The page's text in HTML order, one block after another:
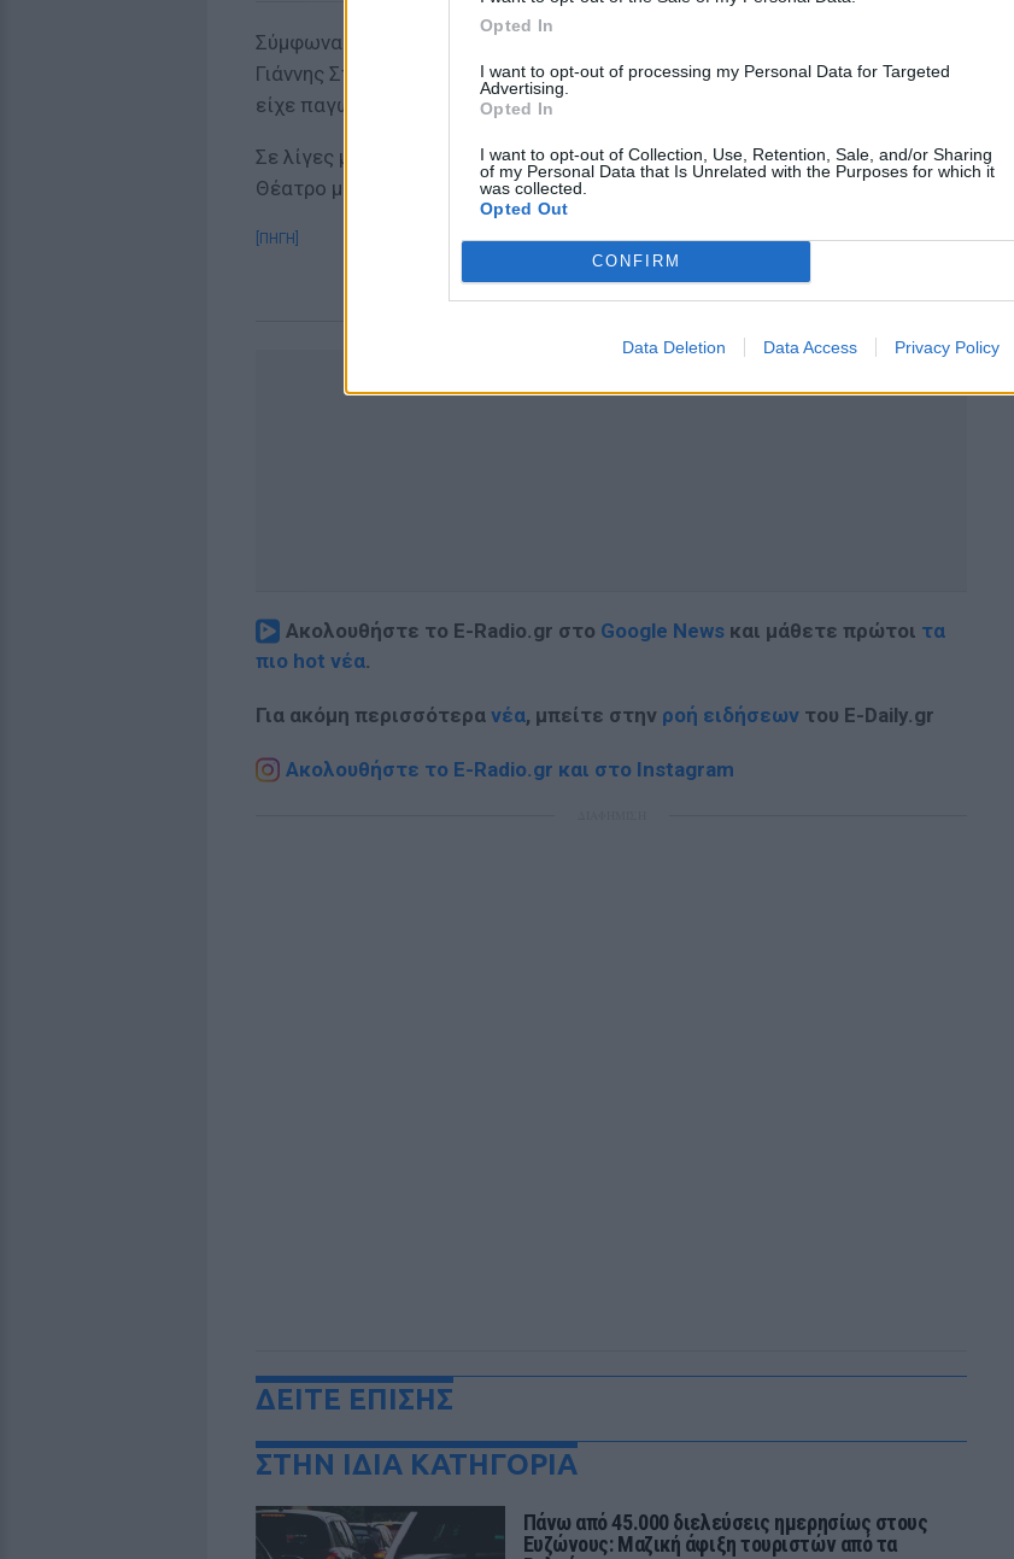
Opted In
I want to opt-out of processing my Personal Data for Targeted
Advertising.
Opted In
I want to opt-out of Collection, Use, Retention, Sale, and/or Sharing
of my Personal Data that Is Unrelated with the Purposes for which it
was collected.
Opted Out
CONFIRM
Data Deletion Data Access Privacy Policy
Σύμφωνα με τον επιστήθιο φίλο του ο γιατρός τους ενημέρωσε ότι ο
Γιάννης Σπανός ήταν νεκρός από το προηγούμενο βράδυ γιατί το σώμα του
είχε παγώσει. «Έφυγε το φιλαράκι μου» λέει με λυγμούς.
Σε λίγες μέρες ο Γιάννης Σπανός θα εμφανιζόταν στο Γυάλινο Μουσικό
Θέατρο με τον Μίμη Πλέσσα και τον Γιώργο Κατσαρό.
[ΠΗΓΗ]
Ακολουθήστε το E-Radio.gr στο Google News και μάθετε πρώτοι τα
πιο hot νέα.
Για ακόμη περισσότερα νέα, μπείτε στην ροή ειδήσεων του E-Daily.gr
Ακολουθήστε το E-Radio.gr και στο Instagram
ΔΕΙΤΕ ΕΠΙΣΗΣ
ΣΤΗΝ ΙΔΙΑ ΚΑΤΗΓΟΡΙΑ
Πάνω από 45.000 διελεύσεις ημερησίως στους
Ευζώνους: Μαζική άφιξη τουριστών από τα